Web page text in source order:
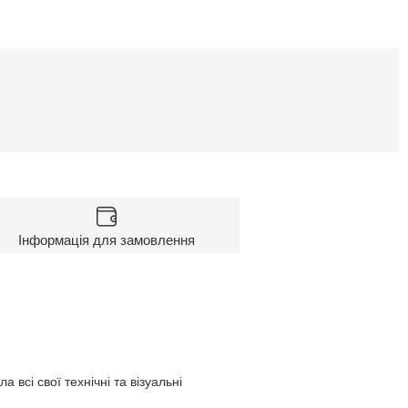
Інформація для замовлення
свої технічні та візуальні